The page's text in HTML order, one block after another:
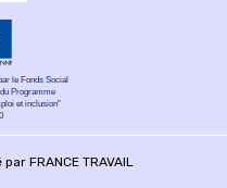
le Fonds Social
Programme
et inclusion"
FRANCE TRAVAIL